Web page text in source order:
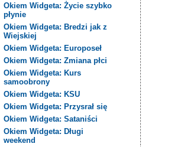
Okiem Widgeta: Życie szybko
płynie
Okiem Widgeta: Bredzi jak z
Wiejskiej
Okiem Widgeta: Europoseł
Okiem Widgeta: Zmiana płci
Okiem Widgeta: Kurs
samoobrony
Okiem Widgeta: KSU
Okiem Widgeta: Przysrał się
Okiem Widgeta: Sataniści
Okiem Widgeta: Długi
weekend